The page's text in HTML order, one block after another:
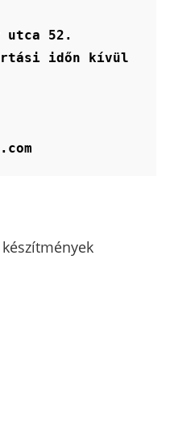
utca 52.
időn kívül